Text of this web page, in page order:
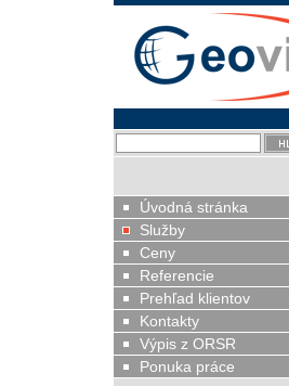
Úvodná stránka
Služby
Ceny
Referencie
Prehľad klientov
Kontakty
Výpis z ORSR
Ponuka práce